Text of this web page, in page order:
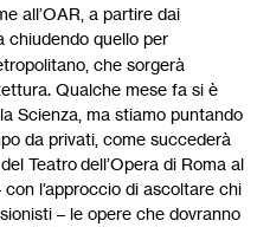
all’OAR, a partire dai
chiudendo quello per
che sorgerà
Qualche mese fa si è
Scienza, ma stiamo puntando
da privati, come succederà
Teatro dell’Opera di Roma al
l’approccio di ascoltare chi
– le opere che dovranno